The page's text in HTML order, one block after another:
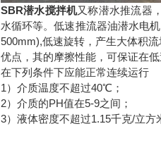
SBR潜水搅拌机又称潜水推流器
水循环等。低速推流器油潜水电
500mm),低速旋转，产生大体积
优点，其的摩擦性能，可保证在
在下列条件下应能正常连续运行
1）介质温度不超过40℃；
2）介质的PH值在5-9之间；
3）液体密度不超过1.15千克/立方